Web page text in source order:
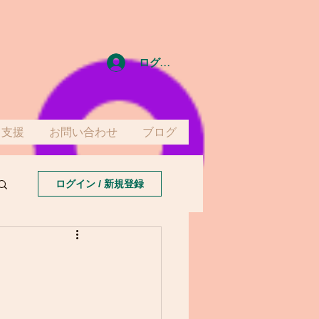
ログイン
援 お問い合わせ ブログ
ログイン / 新規登録